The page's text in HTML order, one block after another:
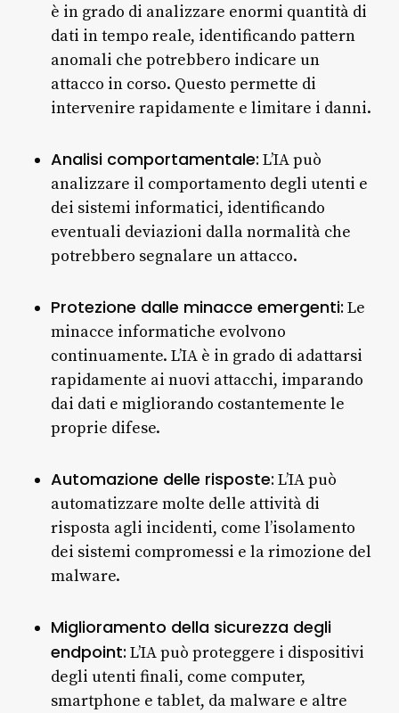
è in grado di analizzare enormi quantità di
dati in tempo reale, identificando pattern
anomali che potrebbero indicare un
attacco in corso. Questo permette di
intervenire rapidamente e limitare i danni.
Analisi comportamentale: L’IA può
analizzare il comportamento degli utenti e
dei sistemi informatici, identificando
eventuali deviazioni dalla normalità che
potrebbero segnalare un attacco.
Protezione dalle minacce emergenti: Le
minacce informatiche evolvono
continuamente. L’IA è in grado di adattarsi
rapidamente ai nuovi attacchi, imparando
dai dati e migliorando costantemente le
proprie difese.
Automazione delle risposte: L’IA può
automatizzare molte delle attività di
risposta agli incidenti, come l’isolamento
dei sistemi compromessi e la rimozione del
malware.
Miglioramento della sicurezza degli
endpoint: L’IA può proteggere i dispositivi
degli utenti finali, come computer,
smartphone e tablet, da malware e altre